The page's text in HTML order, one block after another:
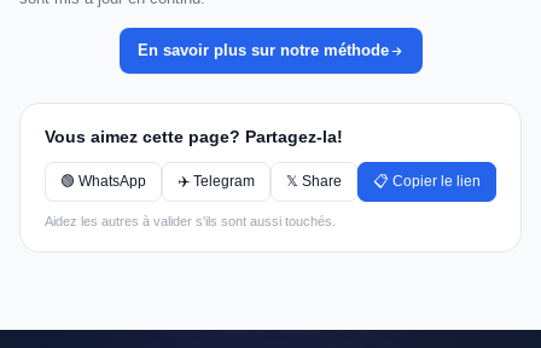
En savoir plus sur notre méthode
Vous aimez cette page? Partagez-la!
🟢 WhatsApp ✈️ Telegram 𝕏 Share 📋 Copier le lien
Aidez les autres à valider s'ils sont aussi touchés.